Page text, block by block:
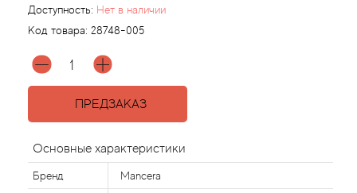
Доступность: Нет в наличии
Код товара: 28748-005
ПРЕДЗАКАЗ
Основные характеристики
Бренд Mancera
Agatha Ruiz de la Prada
Agonist
Aigner
Aj Arabia (Widian)